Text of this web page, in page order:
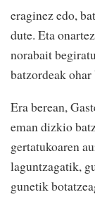
eraginez edo,
dute. Eta
norabait
batzordeak ohar
Era berean,
eman dizkio
gertatukoaren
laguntzagatik,
gunetik